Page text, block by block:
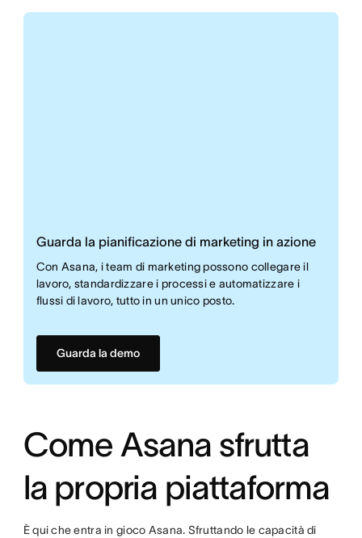
Guarda la pianificazione di marketing in azione
Con Asana, i team di marketing possono collegare il
lavoro, standardizzare i processi e automatizzare i
flussi di lavoro, tutto in un unico posto.
Guarda la demo
Come Asana sfrutta
la propria piattaforma
È qui che entra in gioco Asana. Sfruttando le capacità di